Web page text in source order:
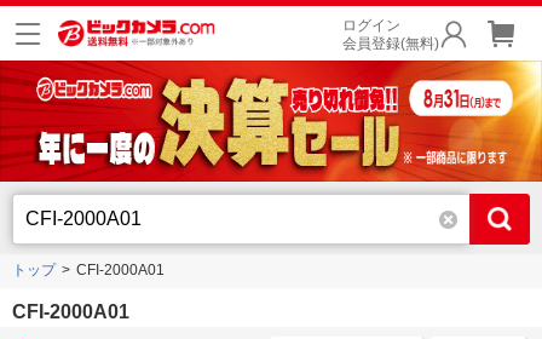
ログイン
会員登録(無料)
トップ CFI-2000A01
CFI-2000A01